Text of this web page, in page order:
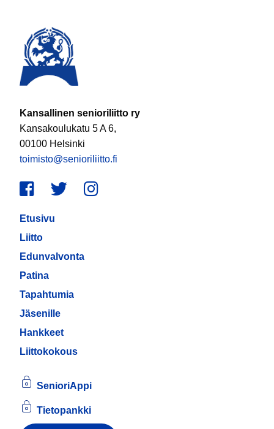
Kansallinen senioriliitto ry
Kansakoulukatu 5 A 6,
00100 Helsinki
toimisto@senioriliitto.fi
Facebook
TwitterInstagram
Etusivu
Liitto
Edunvalvonta
Patina
Tapahtumia
Jäsenille
Hankkeet
Liittokokous
SenioriAppi
Tietopankki